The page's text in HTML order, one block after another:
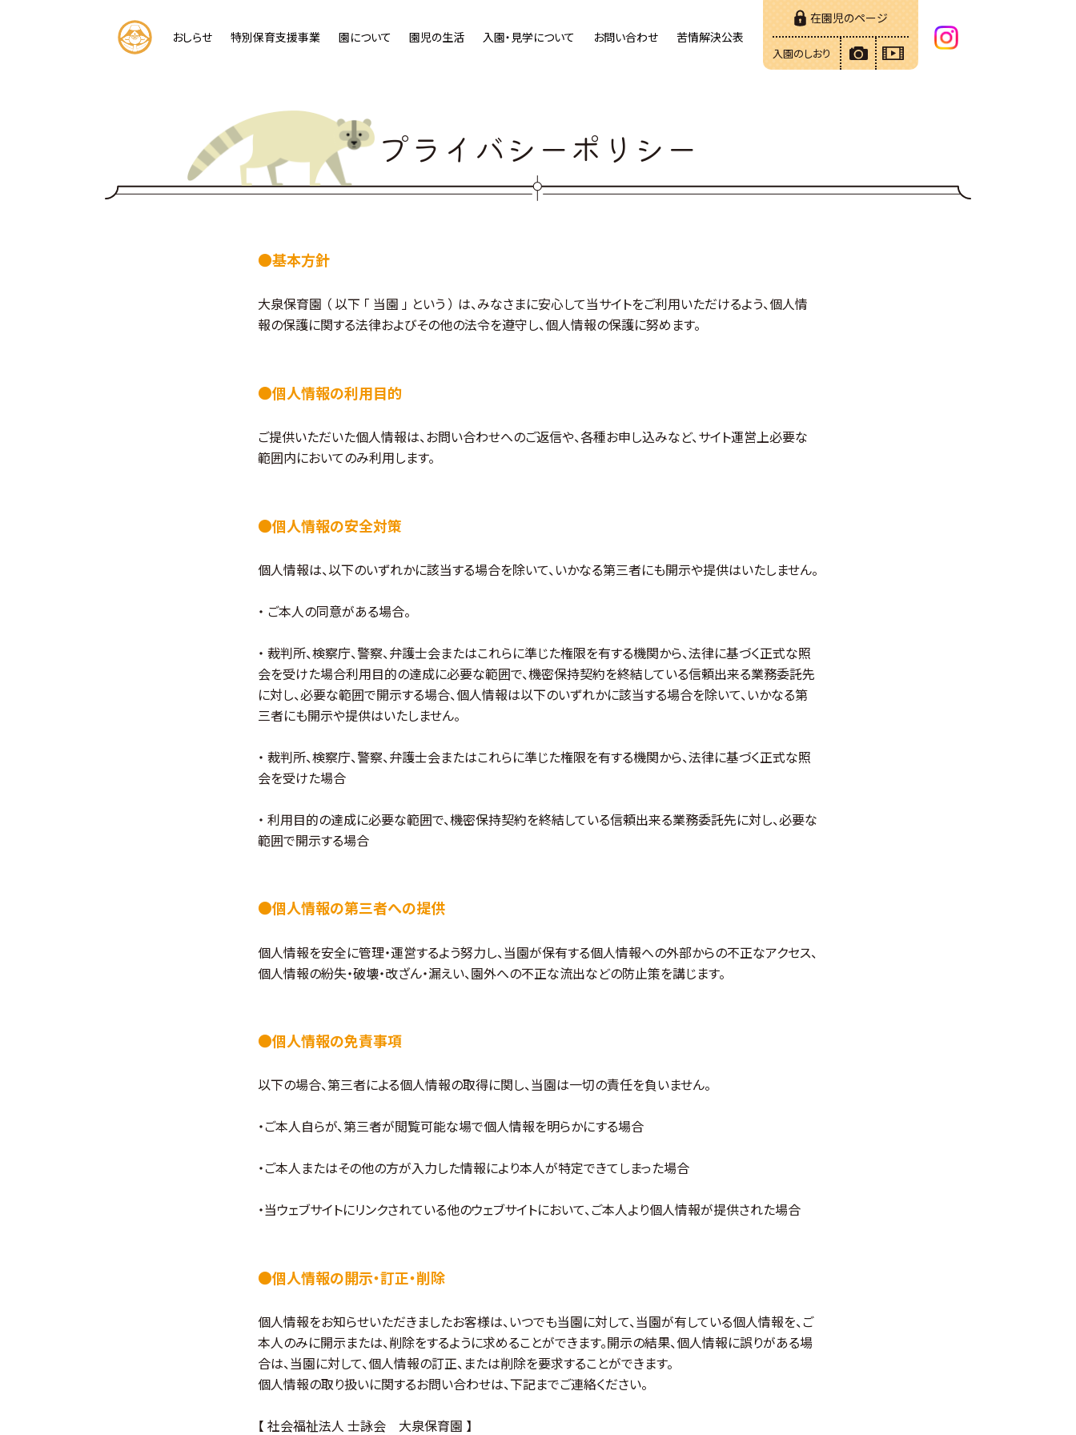
おしらせ 特別保育支援事業 園について 園児の生活 入園・見学について お問い合わせ 苦情解決公表
在園児のページ
入園のしおり
プライバシーポリシー
●基本方針
大泉保育園 （ 以下 「 当園 」 という ） は、みなさまに安心して当サイトをご利用いただけるよう、個人情
報の保護に関する法律およびその他の法令を遵守し、個人情報の保護に努めます。
●個人情報の利用目的
ご提供いただいた個人情報は、お問い合わせへのご返信や、各種お申し込みなど、サイト運営上必要な
範囲内においてのみ利用します。
●個人情報の安全対策
個人情報は、以下のいずれかに該当する場合を除いて、いかなる第三者にも開示や提供はいたしません。
・ ご本人の同意がある場合。
・ 裁判所、検察庁、警察、弁護士会またはこれらに準じた権限を有する機関から、法律に基づく正式な照
会を受けた場合利用目的の達成に必要な範囲で、機密保持契約を終結している信頼出来る業務委託先
に対し、必要な範囲で開示する場合、個人情報は以下のいずれかに該当する場合を除いて、いかなる第
三者にも開示や提供はいたしません。
・ 裁判所、検察庁、警察、弁護士会またはこれらに準じた権限を有する機関から、法律に基づく正式な照
会を受けた場合
・ 利用目的の達成に必要な範囲で、機密保持契約を終結している信頼出来る業務委託先に対し、必要な
範囲で開示する場合
●個人情報の第三者への提供
個人情報を安全に管理・運営するよう努力し、当園が保有する個人情報への外部からの不正なアクセス、
個人情報の紛失・破壊・改ざん・漏えい、園外への不正な流出などの防止策を講じます。
●個人情報の免責事項
以下の場合、第三者による個人情報の取得に関し、当園は一切の責任を負いません。
・ご本人自らが、第三者が閲覧可能な場で個人情報を明らかにする場合
・ご本人またはその他の方が入力した情報により本人が特定できてしまった場合
・当ウェブサイトにリンクされている他のウェブサイトにおいて、ご本人より個人情報が提供された場合
●個人情報の開示・訂正・削除
個人情報をお知らせいただきましたお客様は、いつでも当園に対して、当園が有している個人情報を、ご
本人のみに開示または、削除をするように求めることができます。開示の結果、個人情報に誤りがある場
合は、当園に対して、個人情報の訂正、または削除を要求することができます。
個人情報の取り扱いに関するお問い合わせは、下記までご連絡ください。
【 社会福祉法人 士詠会 大泉保育園 】